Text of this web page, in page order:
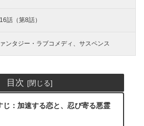
話（第8話）
ンタジー・ラブコメディ、サスペンス
目次
じ：加速する恋と、忍び寄る悪霊